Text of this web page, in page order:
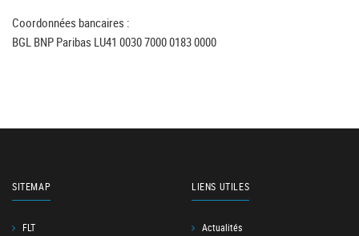
Coordonnées bancaires :
BGL BNP Paribas LU41 0030 7000 0183 0000
SITEMAP
FLT
LIENS UTILES
Actualités